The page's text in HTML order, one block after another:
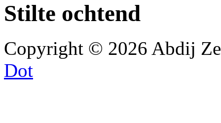
Stilte ochtend
Copyright © 2026 Abdij
Dot